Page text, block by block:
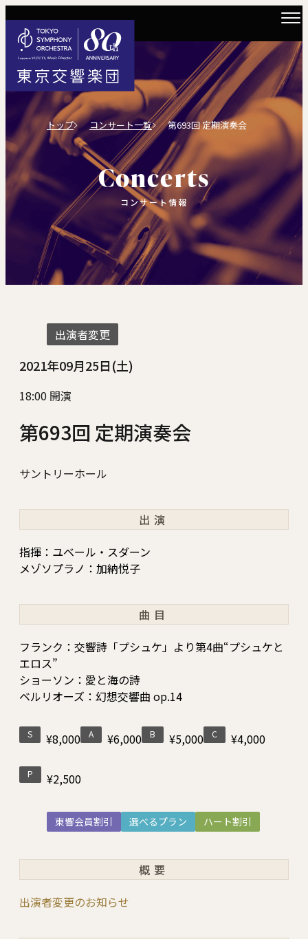
トップ コンサート一覧 第693回 定期演奏会
Concerts
コンサート情報
出演者変更
2021年09月25日(土)
18:00 開演
第693回 定期演奏会
サントリーホール
出演
指揮：ユベール・スダーン
メゾソプラノ：加納悦子
曲目
フランク：交響詩「プシュケ」より第4曲“プシュケと
エロス”
ショーソン：愛と海の詩
ベルリオーズ：幻想交響曲 op.14
S ¥8,000 A ¥6,000 B ¥5,000 C ¥4,000
P ¥2,500
東響会員割引 選べるプラン ハート割引
概要
出演者変更のお知らせ